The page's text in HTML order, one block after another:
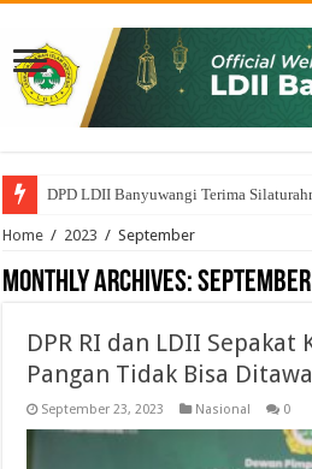
DPD LDII Banyuwangi Terima
Home / 2023 / September
Monthly Archives:
DPR RI dan LDII Sepakat
Pangan Tidak Bisa
September 23, 2023 Nasional 0